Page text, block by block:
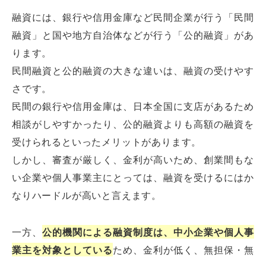
融資には、銀行や信用金庫など民間企業が行う「民間
融資」と国や地方自治体などが行う「公的融資」があ
ります。
民間融資と公的融資の大きな違いは、融資の受けやす
さです。
民間の銀行や信用金庫は、日本全国に支店があるため
相談がしやすかったり、公的融資よりも高額の融資を
受けられるといったメリットがあります。
しかし、審査が厳しく、金利が高いため、創業間もな
い企業や個人事業主にとっては、融資を受けるにはか
なりハードルが高いと言えます。
一方、公的機関による融資制度は、中小企業や個人事
業主を対象としているため、金利が低く、無担保・無